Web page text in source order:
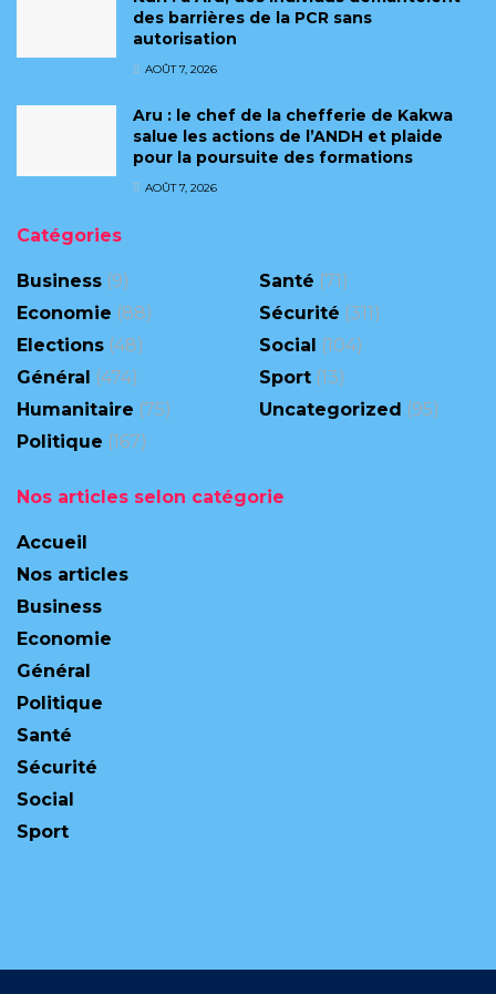
des barrières de la PCR sans
autorisation
AOÛT 7, 2026
Aru : le chef de la chefferie de Kakwa
salue les actions de l’ANDH et plaide
pour la poursuite des formations
AOÛT 7, 2026
Catégories
Business (9)
Economie (88)
Elections (48)
Général (474)
Humanitaire (75)
Politique (167)
Santé (71)
Sécurité (311)
Social (104)
Sport (13)
Uncategorized (95)
Nos articles selon catégorie
Accueil
Nos articles
Business
Economie
Général
Politique
Santé
Sécurité
Social
Sport